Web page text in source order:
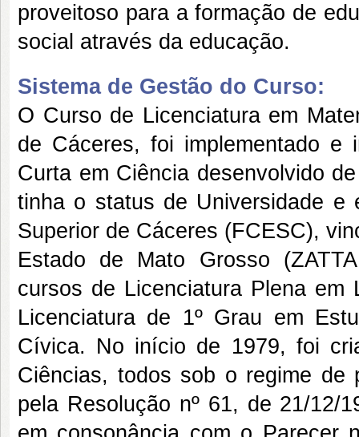
proveitoso para a formação de
social através da educação.
Sistema de Gestão do Curso:
O Curso de Licenciatura em Matemática – Campus Universitário “Jane Vanini”, de Cáceres, foi implementado e implantado a partir do curso de Licenciatura Curta em Ciência desenvolvido de 1979 a 1989, época em que a UNEMAT não tinha o status de Universidade e era denominada Fundação Centro de Ensino Superior de Cáceres (FCESC), vinculada à Secretaria de Educação e Cultura do Estado de Mato Grosso (ZATTAR, 2008). Inicialmente, foram ofertados os cursos de Licenciatura Plena em Letras, habilitação em português/Inglês, e de Licenciatura de 1º Grau em Estudos Sociais, modalidade Educação Moral e Cívica. No início de 1979, foi criado o curso de Licenciatura de 1º Grau em Ciências, todos sob o regime de promoção semestral, autorizados a funcionar pela Resolução nº 61, de 21/12/1978, Conselho Estadual de Educação (CEE), em consonância com o Parecer nº 87/78, da Câmara de 3º Grau, emitido no Processo nº 160/78 do Conselho Estadual de Educação. (ZATTAR et al., 2018, p. 141 – grifos nossos). Após 11 anos do curso de licenciatura curta em Ciências, a instituição motivada pela política de formação de professores nacional, faz a proposição do Curso de Licenciatura Plena em Matemática – Campus Universitário “Jane Vanini”, de Cáceres, que teve seu primeiro concurso vestibular realizado em 20/07/90. A sua implantação foi autorizada por Decreto Presidencial de 21 de outubro de 1992, publicado no D.O.U. – seção I - de 22/10/92, tendo o primeiro reconhecimento, pelo prazo de 3 anos, concedido através da Portaria nº. 190/99 – SEDUC – MT de 13 de abril de 1999, publicada no D.O. de 19 de abril de 1999. Posteriormente, conforme portaria nº. 053/2003 – SEDUC/MT de 15 de abril de 2003, publicada no Diário Oficial do Estado em 25 de abril de 2003, o curso obteve a renovação do reconhecimento pelo prazo de mais 4 anos. No ano de 2007, teve sua renovação do reconhecimento concedida pela portaria no 076/2007 expedida pelo Conselho Estadual de Educação e publicada no Diário Oficial do dia 23/03/2007 no 24.559. No mesmo ano, a resolução n° 018/2007 – CONEPE aprovou a reestruturação do Projeto Político Pedagógico do Curso, que perdurou pelo prazo de 5 anos. A matriz curricular do Curso de Licenciatura em Matemática em 2008 foi adequada em conformidade com as orientações contidas na Instrução Normativa nº 001/2008/1-PROEG e a Resolução nº 001/2008-CONEPE, que dispunham, dentre outras coisas, que as matrizes curriculares não deveriam ultrapassar 110% da carga horária mínima estabelecida pelo Conselho Nacional de Educação, na Resolução CNE/CP no 02 de 19/02/2002. Esta matriz foi referendada por meio da resolução nº 061/2008 – AD REFERENDUM publicada em 04/09/2008, e, posteriormente, homologada e aprovada no Conselho de Ensino Pesquisa e Extensão pela Resolução CONEPE nº 136/2008. Em 2012, o curso de Licenciatura em Matemática foi avaliado pela Comissão designada pela Secretaria de Ciência e Tecnologia para obter a renovação do reconhecimento do Curso que foi posteriormente concedida pela Portaria n° 012/2012 expedida pelo Conselho Estadual de Educação e publicada no Diário Oficial nº 25.820 do dia 11/06/2012, pelo período compreendido de 24/03/2012 a 23/03/2017. No ano de 2017, foi publicada a renovação do reconhecimento do Curso de Licenciatura em Matemática, oferecido no Campus Universitário “Jane Vanini” - UNEMAT/Cáceres-MT, por 4 anos, a partir de 24/03/2017 - concedida pela Portaria nº 016/2017 – GAB/CEE-MT e publicada no Diário Oficial do dia 18/04/2017 nº 27.003, página 24. No mesmo ano, após a eleição da nova coordenação do curso de Licenciatura em Matemática, realizou-se uma série de reuniões com os corpos docente e discente do curso, com o objetivo de escutar as principais reivindicações para melhoria da qualidade da formação do professor de Matemática. Dentre as muitas solicitações discutidas, ficou evidente a urgente necessidade de se proceder ações imediatas para serem implantadas no semestre letivo 2018/1. O atual PPC da Licenciatura em Matemática de Cáceres, que surgiu dessas discussões, foi aprovado através da Resolução nº 009/2018 – CONEPE. Mesmo com as adequações curriculares implantadas em 2018, o Curso de